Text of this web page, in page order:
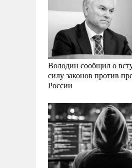
Володин сообщил о
силу законов против
России